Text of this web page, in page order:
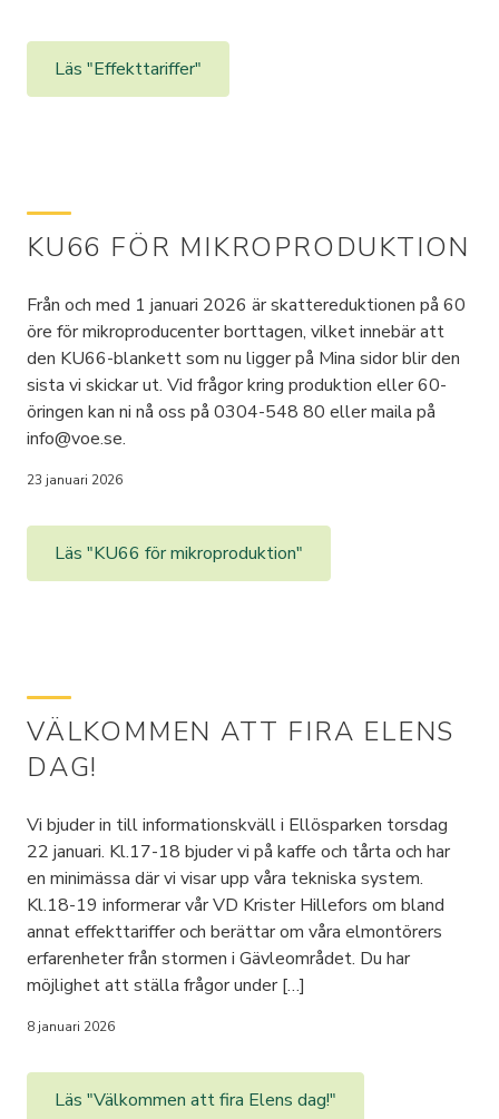
Läs "Effekttariffer"
KU66 FÖR MIKROPRODUKTION
Från och med 1 januari 2026 är skattereduktionen på 60
öre för mikroproducenter borttagen, vilket innebär att
den KU66-blankett som nu ligger på Mina sidor blir den
sista vi skickar ut. Vid frågor kring produktion eller 60-
öringen kan ni nå oss på 0304-548 80 eller maila på
info@voe.se.
23 januari 2026
Läs "KU66 för mikroproduktion"
VÄLKOMMEN ATT FIRA ELENS
DAG!
Vi bjuder in till informationskväll i Ellösparken torsdag
22 januari. Kl.17-18 bjuder vi på kaffe och tårta och har
en minimässa där vi visar upp våra tekniska system.
Kl.18-19 informerar vår VD Krister Hillefors om bland
annat effekttariffer och berättar om våra elmontörers
erfarenheter från stormen i Gävleområdet. Du har
möjlighet att ställa frågor under […]
8 januari 2026
Läs "Välkommen att fira Elens dag!"